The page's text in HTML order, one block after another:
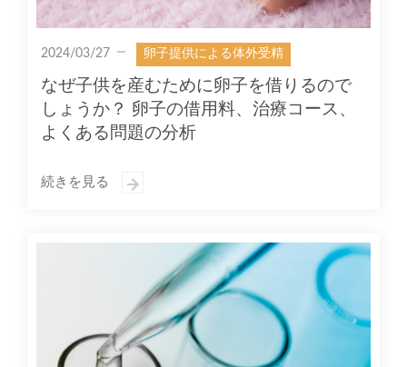
2024/03/27 卵子提供による体外受精
なぜ子供を産むために卵子を借りるので
しょうか？ 卵子の借用料、治療コース、
よくある問題の分析
続きを見る